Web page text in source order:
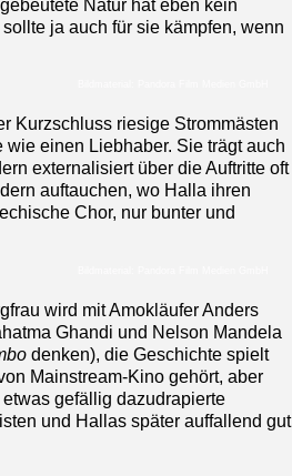
Natur hat eben kein
ja auch für sie kämpfen, wenn
Kurzschluss riesige Strommästen
einen Liebhaber. Sie trägt auch
externalisiert über die Auftritte oft
auftauchen, wo Halla ihren
Chor, nur bunter und
wird mit Amokläufer Anders
Ghandi und Nelson Mandela
denken), die Geschichte spielt
Mainstream-Kino gehört, aber
gefällig dazudrapierte
und Hallas später auffallend gut